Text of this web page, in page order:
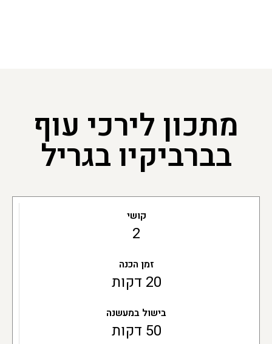
מתכון לירכי עוף
בברביקיו בגריל
קושי
2
זמן הכנה
20 דקות
בישול במעשנה
50 דקות